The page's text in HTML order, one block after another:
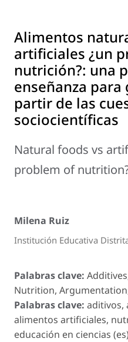
Alimentos
artificiales ¿un
nutrición?: una
enseñanza para
partir de las
sociocientíficas
Natural foods vs
problem of
Milena Ruiz
Institución Educativa
Palabras clave:
Nutrition,
Palabras clave: aditivos,
alimentos artificiales,
educación en ciencias